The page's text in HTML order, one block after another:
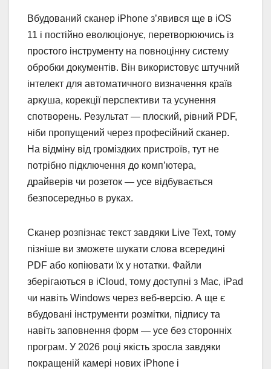
Вбудований сканер iPhone з’явився ще в iOS
11 і постійно еволюціонує, перетворюючись із
простого інструменту на повноцінну систему
обробки документів. Він використовує штучний
інтелект для автоматичного визначення країв
аркуша, корекції перспективи та усунення
спотворень. Результат — плоский, рівний PDF,
ніби пропущений через професійний сканер.
На відміну від громіздких пристроїв, тут не
потрібно підключення до комп’ютера,
драйверів чи розеток — усе відбувається
безпосередньо в руках.
Сканер розпізнає текст завдяки Live Text, тому
пізніше ви зможете шукати слова всередині
PDF або копіювати їх у нотатки. Файли
зберігаються в iCloud, тому доступні з Mac, iPad
чи навіть Windows через веб-версію. А ще є
вбудовані інструменти розмітки, підпису та
навіть заповнення форм — усе без сторонніх
програм. У 2026 році якість зросла завдяки
покращеній камері нових iPhone і